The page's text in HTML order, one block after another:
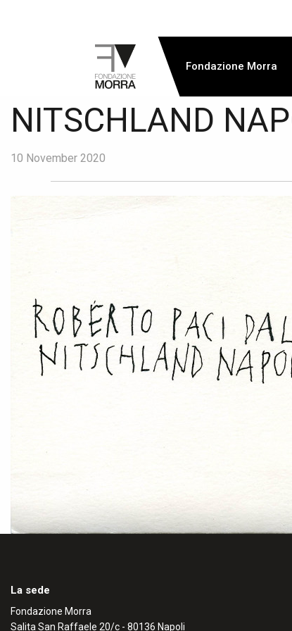
Fondazione Morra
NITSCHLAND
10 November 2020
La sede
Fondazione Morra
Salita San Raffaele 20/c - 80136 Napoli